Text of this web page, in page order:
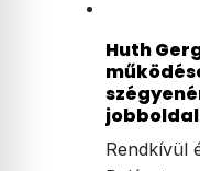
Huth
Rendkívül